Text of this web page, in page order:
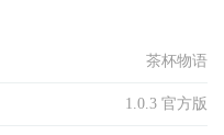
茶杯物语
1.0.3 官方版